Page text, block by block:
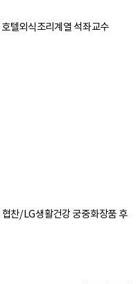
텔외식조리계열 석좌교수
찬/LG생활건강 궁중화장품 후